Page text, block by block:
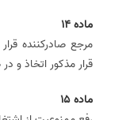
ماده 14
مرجع صادر‌کننده قرار
قرار مذکور اتخاذ و
ماده 15